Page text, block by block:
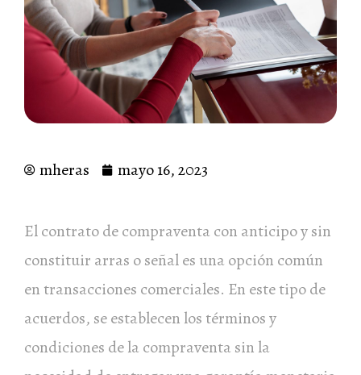
mheras mayo 16, 2023
El contrato de compraventa con anticipo y sin
constituir arras o señal es una opción común
en transacciones comerciales. En este tipo de
acuerdos, se establecen los términos y
condiciones de la compraventa sin la